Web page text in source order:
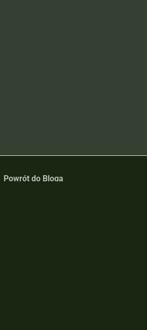
Powrót do Bloga